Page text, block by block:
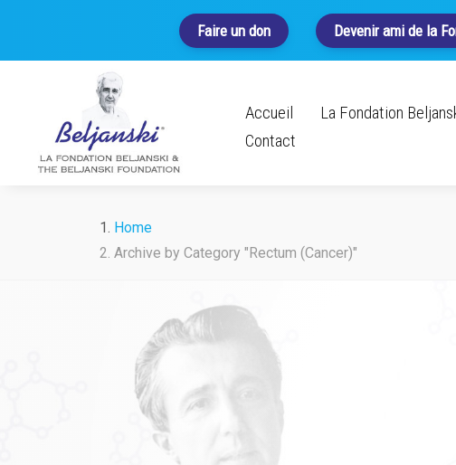
Faire un don Devenir ami de la
Accueil La Fondation
Contact
Home
Archive by Category "Rectum (Cancer)"